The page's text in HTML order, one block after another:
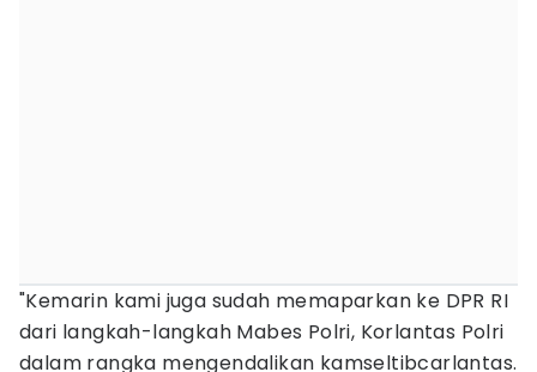
"Kemarin kami juga sudah memaparkan ke DPR RI
dari langkah-langkah Mabes Polri, Korlantas Polri
dalam rangka mengendalikan kamseltibcarlantas.